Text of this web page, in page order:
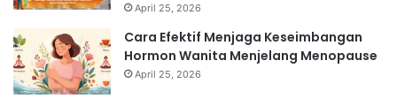
April 25, 2026
Cara Efektif Menjaga Keseimbangan
Hormon Wanita Menjelang Menopause
April 25, 2026